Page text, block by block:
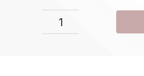
quantitat